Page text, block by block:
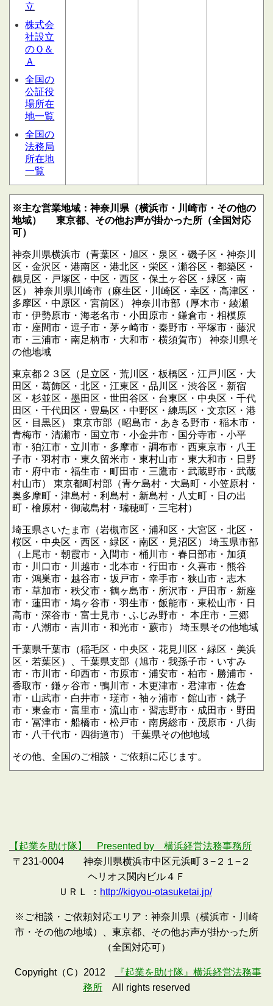
立
株式会
社設立
のＱ＆
Ａ
全国の
公証役
場所在
地一覧
全国の
法務局
所在地
一覧
※主な営業地域：神奈川県（横浜市・川崎市・その他の
地域）
東京都、その他お声が掛かった所（全国対応
可）
神奈川県横浜市（青葉区・旭区・泉区・磯子区・神奈川
区・金沢区・港南区・港北区・栄区・瀬谷区・都築区・
鶴見区・戸塚区・中区・西区・保土ヶ谷区・緑区・南
区）
神奈川県川崎市（麻生区・川崎区・幸区・高津区・
多摩区・中原区・宮前区）
神奈川市部（厚木市・綾瀬
市・伊勢原市・海老名市・小田原市・鎌倉市・相模原
市・座間市・逗子市・茅ヶ崎市・秦野市・平塚市・藤沢
市・三浦市・南足柄市・大和市・横須賀市）
神奈川県そ
の他地域
東京都２３区（足立区・荒川区・板橋区・江戸川区・大
田区・葛飾区・北区・江東区・品川区・渋谷区・新宿
区・杉並区・墨田区・世田谷区・台東区・中央区・千代
田区・千代田区・豊島区・中野区・練馬区・文京区・港
区・目黒区）
東京市部（昭島市・あきる野市・稲木市・
青梅市・清瀬市・国立市・小金井市・国分寺市・小平
市・狛江市・立川市・多摩市・調布市・西東京市・八王
子市・羽村市・東久留米市・東村山市・東大和市・日野
市・府中市・福生市・町田市・三鷹市・武蔵野市・武蔵
村山市）
東京都町村部（青ケ島村・大島町・小笠原村・
奥多摩町・津島村・利島村・新島村・八丈町・日の出
町・檜原村・御蔵島村・瑞穂町・三宅村）
埼玉県さいたま市（岩槻市区・浦和区・大宮区・北区・
桜区・中央区・西区・緑区・南区・見沼区）
埼玉県市部
（上尾市・朝霞市・入間市・桶川市・春日部市・加須
市・川口市・川越市・北本市・行田市・久喜市・熊谷
市・鴻巣市・越谷市・坂戸市・幸手市・狭山市・志木
市・草加市・秩父市・鶴ヶ島市・所沢市・戸田市・新座
市・蓮田市・鳩ヶ谷市・羽生市・飯能市・東松山市・日
高市・深谷市・富士見市・ふじみ野市・ 本庄市・三郷
市・八潮市・吉川市・和光市・蕨市）
埼玉県その他地域
千葉県千葉市（稲毛区・中央区・花見川区・緑区・美浜
区・若葉区）、千葉県支部（旭市・我孫子市・いすみ
市・市川市・印西市・市原市・浦安市・柏市・勝浦市・
香取市・鎌ヶ谷市・鴨川市・木更津市・君津市・佐倉
市・山武市・白井市・瑳市・袖ヶ浦市・館山市・銚子
市・東金市・富里市・流山市・習志野市・成田市・野田
市・冨津市・船橋市・松戸市・南房総市・茂原市・八街
市・八千代市・四街道市）
千葉県その他地域
その他、全国のご相談・ご依頼に応じます。
【起業を助け隊】 Presented by 横浜経営法務事務所
〒231-0004 神奈川県横浜市中区元浜町３−２１−２
ヘリオス関内ビル４Ｆ
ＵＲＬ ： http://kigyou-otasuketai.jp/
※ご相談・ご依頼対応エリア：神奈川県（横浜市・川崎
市・その他の地域）、東京都、その他お声が掛かった所
（全国対応可）
Copyright（C）2012
『起業を助け隊』横浜経営法務事
務所 All rights reserved